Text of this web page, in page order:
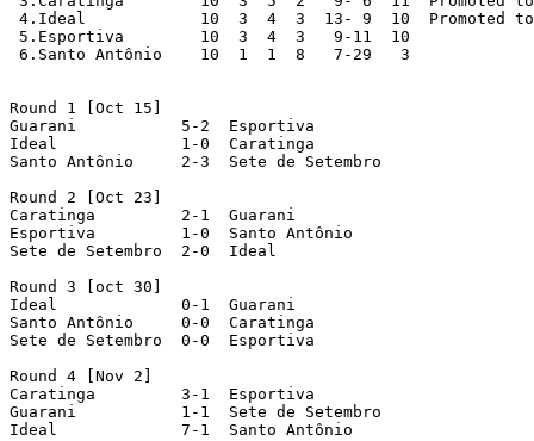
4.Ideal	    10  3  4  3  13- 9  10  Promoted
5.Esportiva	    10  3  4  3   9-11  10
6.Santo Antônio    10  1  1  8   7-29   3
Round 1 [Oct 15]
Guarani		  5-2  Esportiva
Ideal		  1-0  Caratinga
Santo Antônio	  2-3  Sete de Setembro
Round 2 [Oct 23]
Caratinga	  2-1  Guarani
Esportiva	  1-0  Santo Antônio
Sete de Setembro  2-0  Ideal
Round 3 [oct 30]
Ideal		  0-1  Guarani
Santo Antônio	  0-0  Caratinga
Sete de Setembro  0-0  Esportiva
Round 4 [Nov 2]
Caratinga	  3-1  Esportiva
Guarani		  1-1  Sete de Setembro
Ideal		  7-1  Santo Antônio